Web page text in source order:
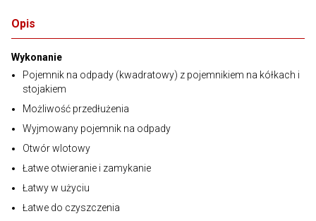
Opis
Wykonanie
Pojemnik na odpady (kwadratowy) z pojemnikiem na kółkach i
stojakiem
Możliwość przedłużenia
Wyjmowany pojemnik na odpady
Otwór wlotowy
Łatwe otwieranie i zamykanie
Łatwy w użyciu
Łatwe do czyszczenia